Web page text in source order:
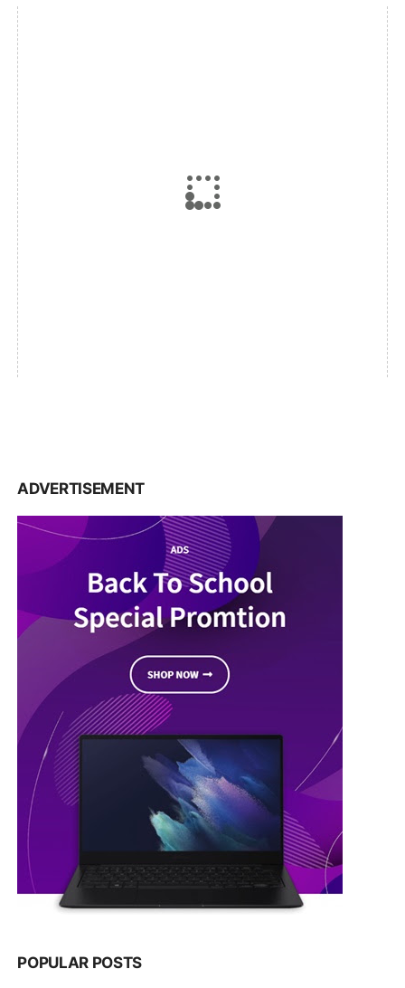
ADVERTISEMENT
POPULAR POSTS